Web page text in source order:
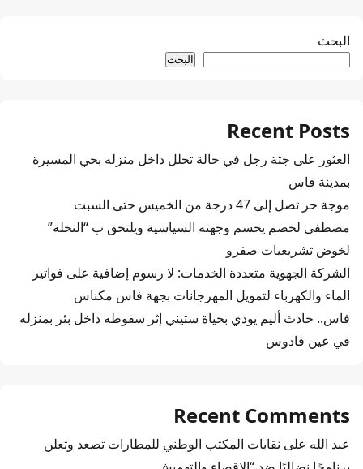
البحث
البحث
Recent Posts
العثور على جثة رجل في حالة تحلل داخل منزله بحي المسيرة
بمدينة فاس
موجة حر تصل إلى 47 درجة من الخميس حتى السبت
مصطفى لخصم يحسم وجهته السياسية ويلتحق ب “النخلة”
لخوض تشريعيات صفرو
الشركة الجهوية متعددة الخدمات: لا رسوم إضافية على فواتير
الماء والكهرباء لتمويل المهرجانات بجهة فاس مكناس
فاس.. حادث أليم يودي بحياة ستيني إثر سقوطه داخل بئر بمنزله
في عين قادوس
Recent Comments
عبد الله على نقابات المكتب الوطني للمطارات تصعد وتعلن